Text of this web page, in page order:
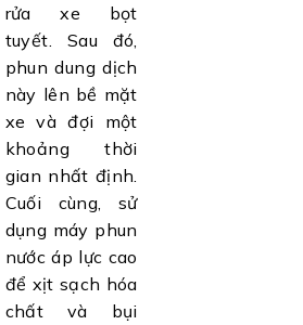
rửa xe bọt
tuyết. Sau đó,
phun dung dịch
này lên bề mặt
xe và đợi một
khoảng thời
gian nhất định.
Cuối cùng, sử
dụng máy phun
nước áp lực cao
để xịt sạch hóa
chất và bụi